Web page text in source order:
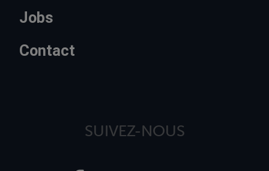
Jobs
Contact
SUIVEZ-NOUS